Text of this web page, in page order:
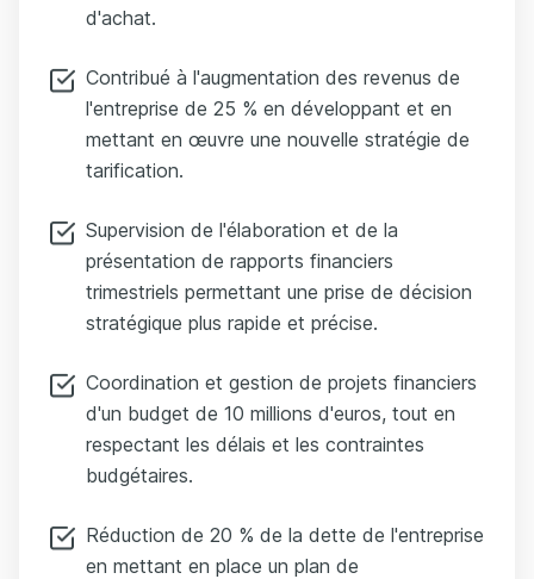
d'achat.
Contribué à l'augmentation des revenus de
l'entreprise de 25 % en développant et en
mettant en œuvre une nouvelle stratégie de
tarification.
Supervision de l'élaboration et de la
présentation de rapports financiers
trimestriels permettant une prise de décision
stratégique plus rapide et précise.
Coordination et gestion de projets financiers
d'un budget de 10 millions d'euros, tout en
respectant les délais et les contraintes
budgétaires.
Réduction de 20 % de la dette de l'entreprise
en mettant en place un plan de